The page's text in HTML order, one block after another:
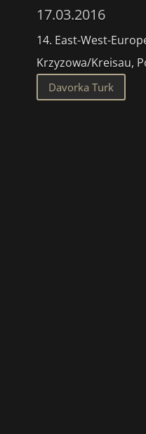
17.03.2016
14. East-West-
Krzyzowa/Kreisau,
Davorka Turk